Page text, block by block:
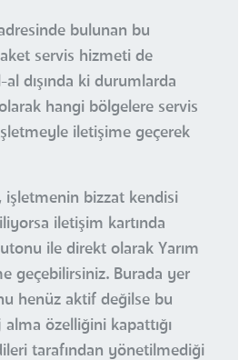
bulunan bu
servis hizmeti de
al dışında ki durumlarda
hangi bölgelere servis
iletişime geçerek
işletmenin bizzat kendisi
iletişim kartında
ile direkt olarak Yarım
geçebilirsiniz. Burada yer
henüz aktif değilse bu
özelliğini kapattığı
tarafından yönetilmediği